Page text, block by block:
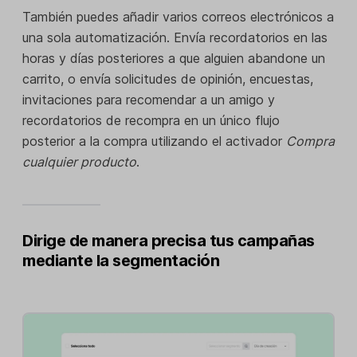
También puedes añadir varios correos electrónicos a
una sola automatización. Envía recordatorios en las
horas y días posteriores a que alguien abandone un
carrito, o envía solicitudes de opinión, encuestas,
invitaciones para recomendar a un amigo y
recordatorios de recompra en un único flujo
posterior a la compra utilizando el activador Compra
cualquier producto.
Dirige de manera precisa tus campañas
mediante la segmentación